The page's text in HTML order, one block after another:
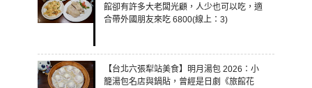
館卻有許多大老闆光顧，人少也可以吃，適
合帶外國朋友來吃 6800(線上：3)
【台北六張犁站美食】明月湯包 2026：小
籠湯包名店與鍋貼，曾經是日劇《旅館花